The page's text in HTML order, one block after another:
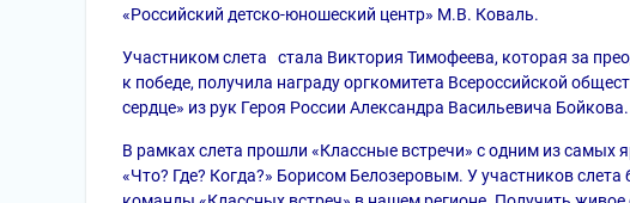
«Российский детско-юношеский центр» М.В. Коваль.
Участником слета стала Виктория Тимофеева, которая за
к победе, получила награду оргкомитета Всероссийской
сердце» из рук Героя России Александра Васильевича Бойкова.
В рамках слета прошли «Классные встречи» с одним из
«Что? Где? Когда?» Борисом Белозеровым. У участников